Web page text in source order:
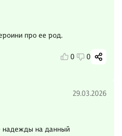
про ее род.
0 0
29.03.2026
надежды на данный